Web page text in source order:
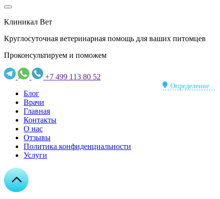
Клиникал Вет
Круглосуточная ветеринарная помощь для ваших питомцев
Проконсультируем и поможем
+7 499 113 80 52
Определение...
Блог
Врачи
Главная
Контакты
О нас
Отзывы
Политика конфиденциальности
Услуги